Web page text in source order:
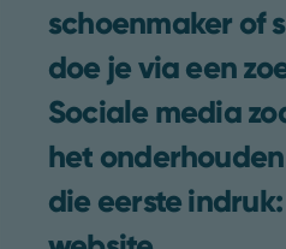
schoenmaker of
doe je via een
Sociale media
het
die eerste